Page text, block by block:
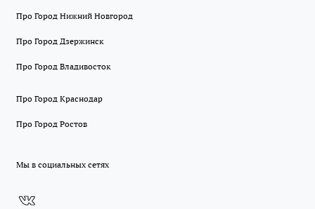
Про Город Нижний Новгород
Про Город Дзержинск
Про Город Владивосток
Про Город Краснодар
Про Город Ростов
Мы в социальных сетях